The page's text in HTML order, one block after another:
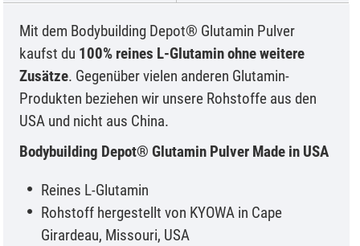
Mit dem Bodybuilding Depot® Glutamin Pulver
kaufst du 100% reines L-Glutamin ohne weitere
Zusätze. Gegenüber vielen anderen Glutamin-
Produkten beziehen wir unsere Rohstoffe aus den
USA und nicht aus China.
Bodybuilding Depot® Glutamin Pulver Made in USA
Reines L-Glutamin
Rohstoff hergestellt von KYOWA in Cape
Girardeau, Missouri, USA